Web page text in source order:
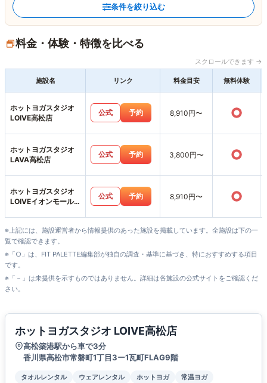
条件を絞り込む
料金・体験・特徴を比べる
スクロールできます →
施設名 リンク 料金目安 無料体験
ホットヨガスタジオ
LOIVE高松店
公式 予約 8,910円〜 ○
ホットヨガスタジオ
LAVA高松店
公式 予約 3,800円〜 ○
ホットヨガスタジオ
LOIVEイオンモール
公式 予約 8,910円〜 ○
※上記には、施設運営者から情報提供のあった施設を掲載しています。全施設は下の一
覧で確認できます。
※「○」は、FIT PALETTE編集部が独自の調査・基準に基づき、特におすすめする項目
です。
※「－」は未提供を示すものではありません。詳細は各施設の公式サイトをご確認くだ
さい。
ホットヨガスタジオ LOIVE高松店
高松築港駅から車で3分
香川県高松市常磐町1丁目3ー1瓦町FLAG9階
タオルレンタル ウェアレンタル ホットヨガ
常温ヨガ